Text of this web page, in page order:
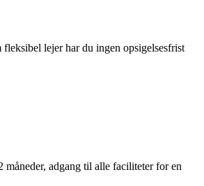
lejer har du ingen opsigelsesfrist
adgang til alle faciliteter for en